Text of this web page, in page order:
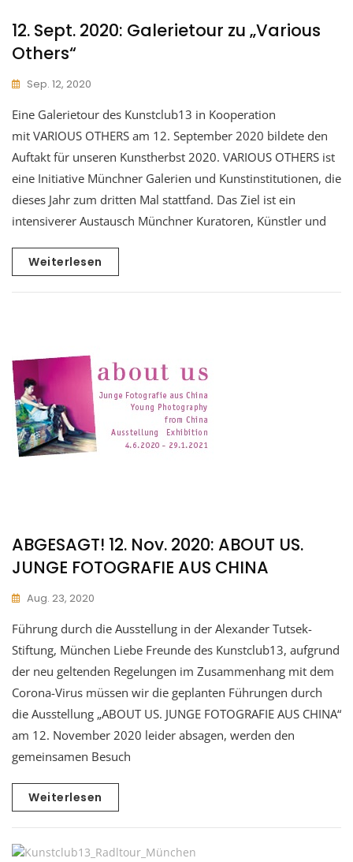
12. Sept. 2020: Galerietour zu „Various
Others“
Sep. 12, 2020
Eine Galerietour des Kunstclub13 in Kooperation
mit VARIOUS OTHERS am 12. September 2020 bildete den
Auftakt für unseren Kunstherbst 2020. VARIOUS OTHERS ist
eine Initiative Münchner Galerien und Kunstinstitutionen, die
dieses Jahr zum dritten Mal stattfand. Das Ziel ist ein
intensiverer Austausch Münchner Kuratoren, Künstler und
Weiterlesen
ABGESAGT! 12. Nov. 2020: ABOUT US.
JUNGE FOTOGRAFIE AUS CHINA
Aug. 23, 2020
Führung durch die Ausstellung in der Alexander Tutsek-
Stiftung, München Liebe Freunde des Kunstclub13, aufgrund
der neu geltenden Regelungen im Zusammenhang mit dem
Corona-Virus müssen wir die geplanten Führungen durch
die Ausstellung „ABOUT US. JUNGE FOTOGRAFIE AUS CHINA“
am 12. November 2020 leider absagen, werden den
gemeinsamen Besuch
Weiterlesen